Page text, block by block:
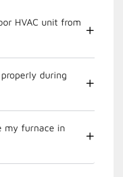
HVAC unit from
during
my furnace in